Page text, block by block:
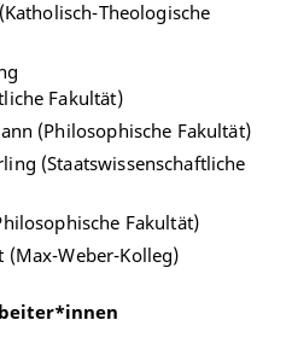
Theologische
Fakultät)
(Philosophische Fakultät)
(Staatswissenschaftliche
Fakultät)
(Max-Weber-Kolleg)